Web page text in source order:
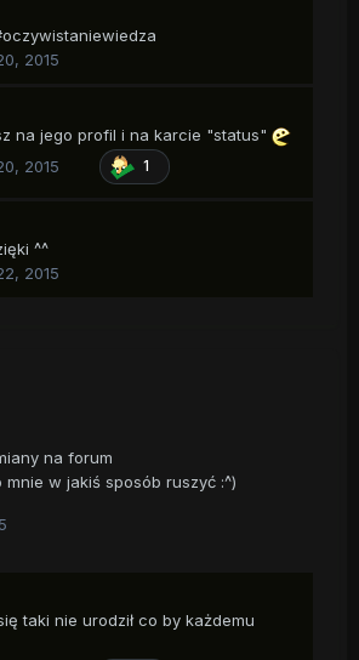
2015
na jego profil i na karcie "status"
2015
1
^^
2015
na forum
mnie w jakiś sposób ruszyć :^)
taki nie urodził co by każdemu